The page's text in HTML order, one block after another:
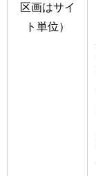
区画はサイ
ト単位）